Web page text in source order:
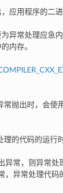
应用程序的二
异常处理应急
内存。
常抛出时，会使
理的代码的运行
异常，则异常处
，异常处理代码